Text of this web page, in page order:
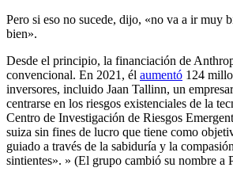
Pero si eso no sucede, dijo, «no va a ir muy
bien».
Desde el principio, la financiación de
convencional. En 2021, él aumentó 124
inversores, incluido Jaan Tallinn, un
centrarse en los riesgos existenciales de la
Centro de Investigación de Riesgos
suiza sin fines de lucro que tiene como
guiado a través de la sabiduría y la
sintientes». » (El grupo cambió su nombre a